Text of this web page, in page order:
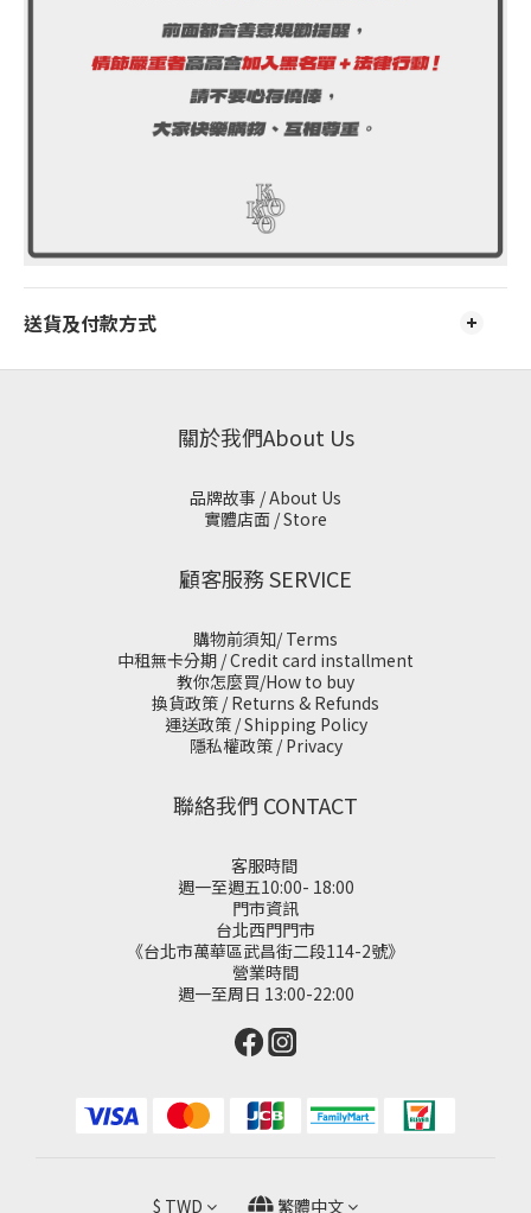
送貨及付款方式
關於我們About Us
品牌故事 / About Us
實體店面 / Store
顧客服務 SERVICE
購物前須知/ Terms
中租無卡分期 / Credit card installment
教你怎麼買/How to buy
換貨政策 / Returns & Refunds
運送政策 / Shipping Policy
隱私權政策 / Privacy
聯絡我們 CONTACT
客服時間
週一至週五10:00- 18:00
門市資訊
台北西門門市
《台北市萬華區武昌街二段114-2號》
營業時間
週一至周日 13:00-22:00
$ TWD 繁體中文